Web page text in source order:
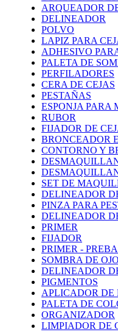
ARQUEADOR
DELINEADOR
POLVO
LAPIZ PARA
ADHESIVO
PALETA DE
PERFILADORES
CERA DE CEJAS
PESTAÑAS
ESPONJA PARA
RUBOR
FIJADOR DE
BRONCEADOR
CONTORNO Y
SET DE
DELINEADOR
PINZA PARA
DELINEADOR
PRIMER
FIJADOR
PRIMER -
SOMBRA DE
DELINEADOR
PIGMENTOS
APLICADOR DE
PALETA DE
ORGANIZADOR
LIMPIADOR DE